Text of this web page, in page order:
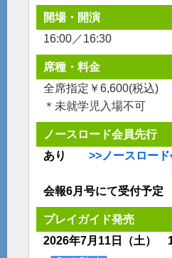
開場・開演
16:00／16:30
席種・料金
全席指定￥6,600(税込)
＊未就学児入場不可
ノースロード会員先行
あり >>ノースロー
会報6月号にて受付予定
プレイガイド発売
2026年7月11日（土）